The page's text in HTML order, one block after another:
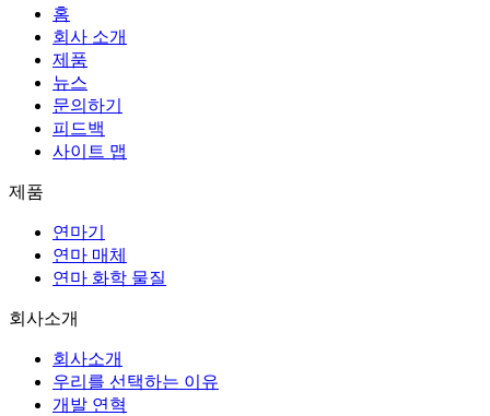
홈
회사 소개
제품
뉴스
문의하기
피드백
사이트 맵
제품
연마기
연마 매체
연마 화학 물질
회사소개
회사소개
우리를 선택하는 이유
개발 연혁